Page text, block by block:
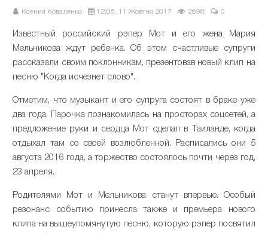
Ксения Коваленко 12:06, 11 Жовтня 2017 2698 0
Известный российский рэпер Мот и его жена Мария
Мельникова ждут ребенка. Об этом счастливые супруги
рассказали своим поклонникам, презентовав новый клип на
песню "Когда исчезнет слово".
Отметим, что музыкант и его супруга состоят в браке уже
два года. Парочка познакомилась на просторах соцсетей, а
предложение руки и сердца Мот сделал в Таиланде, когда
отдыхал там со своей возлюбленной. Расписались они 5
августа 2016 года, а торжество состоялось почти через год,
23 апреля.
Родителями Мот и Мельникова станут впервые. Особый
резонанс событию принесла также и премьера нового
клипа на вышеупомянутую песню, которую рэпер посвятил